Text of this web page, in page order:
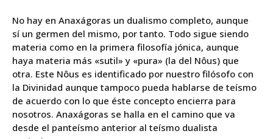
No hay en Anaxágoras un dualismo completo, aunque
sí un germen del mismo, por tanto. Todo sigue siendo
materia como en la primera filosofía jónica, aunque
haya materia más «sutil» y «pura» (la del Nôus) que
otra. Este Nôus es identificado por nuestro filósofo con
la Divinidad aunque tampoco pueda hablarse de teísmo
de acuerdo con lo que éste concepto encierra para
nosotros. Anaxágoras se halla en el camino que va
desde el panteísmo anterior al teísmo dualista